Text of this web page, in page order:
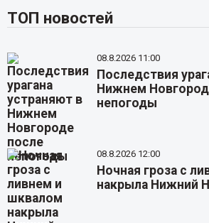
ТОП новостей
08.8.2026 11:00
Последствия
Нижнем
непогоды
08.8.2026 12:00
Ночная гроза с
накрыла Нижний